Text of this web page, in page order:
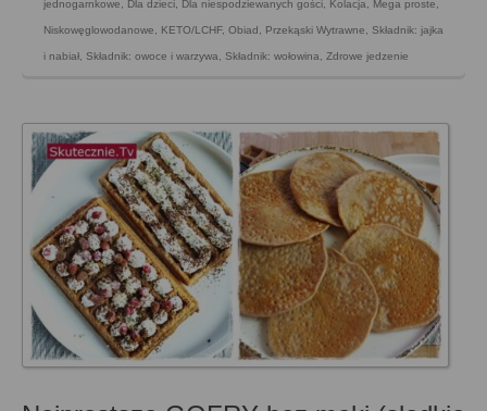
jednogarnkowe Dla dzieci Dla niespodziewanych gości Kolacja Mega proste
Niskowęglowodanowe, KETO/LCHF, Obiad Przekąski Wytrawne Składnik: jajka
i nabiał Składnik: owoce i warzywa Składnik: wołowina Zdrowe jedzenie